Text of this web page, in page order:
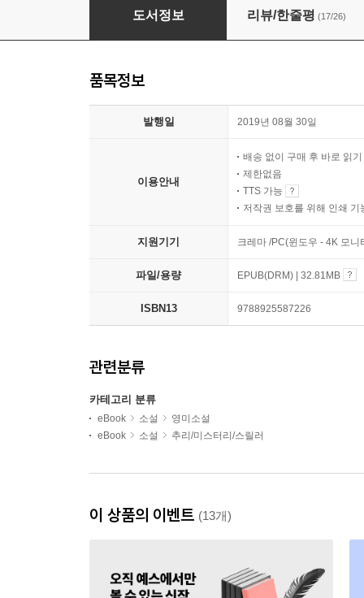
블랙박스
도서정보 리뷰/한줄평 (17/26)
품목정보
발행일 2019년 08월 30일
이용안내
배송 없이 구매 후 바로 읽기
제한없음
TTS 가능
저작권 보호를 위해 인쇄 기
지원기기 크레마 /PC(윈도우 - 4K 모
파일/용량 EPUB(DRM) | 32.81MB
ISBN13 9788925587226
관련분류
카테고리 분류
eBook 소설
영미소설
eBook
소설 추리/미스터리/스릴러
이 상품의 이벤트 (13개)